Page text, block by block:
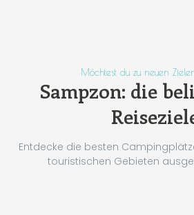
Möchtest du zu neuen
Sampzon: die
Entdecke die besten
touristischen Gebieten